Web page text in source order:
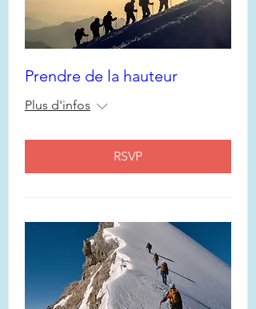
Prendre de la hauteur
Plus d'infos
RSVP